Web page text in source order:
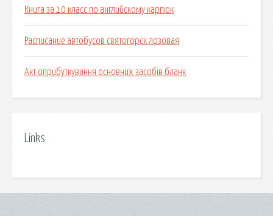
Книга за 10 класс по английскому карпюк
Расписание автобусов святогорск лозовая
Акт оприбуткування основних засобів бланк
Links